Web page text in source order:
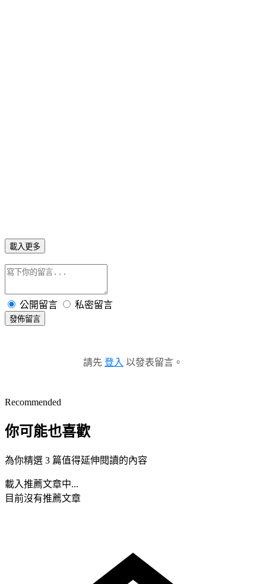
載入更多
公開留言 私密留言
發佈留言
請先 登入 以發表留言。
Recommended
你可能也喜歡
為你精選 3 篇值得延伸閱讀的內容
載入推薦文章中...
目前沒有推薦文章